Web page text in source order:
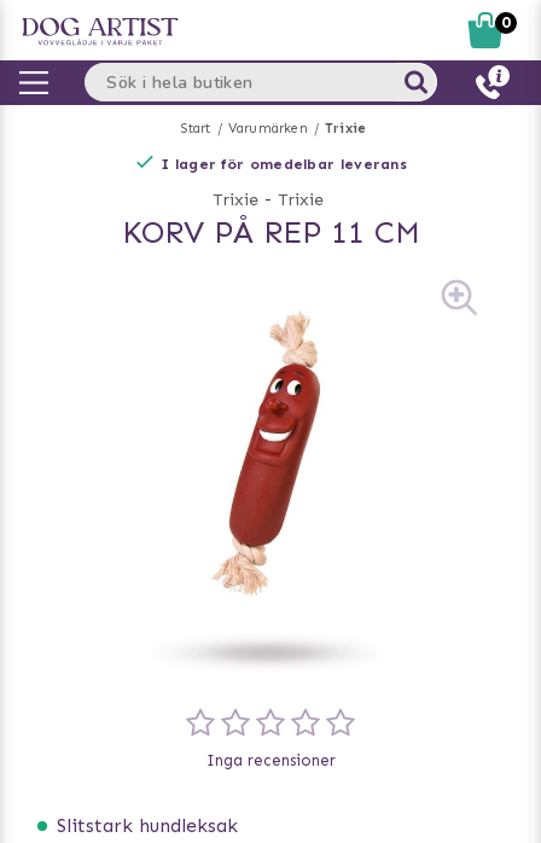
Start Varumärken Trixie
I lager för omedelbar leverans
Trixie - Trixie
KORV PÅ REP 11 CM
Slitstark hundleksak
Inga recensioner
0